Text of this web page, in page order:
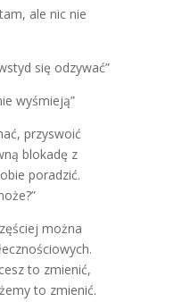
ale nic nie
się odzywać”
wyśmieją”
przyswoić
blokadę z
poradzić.
można
to zmienić,
to zmienić.